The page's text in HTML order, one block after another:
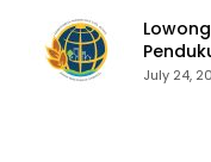
2026
July 24,